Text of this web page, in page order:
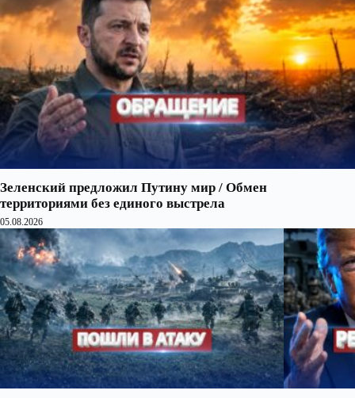
Зеленский предложил Путину мир / Обмен
территориями без единого выстрела
05.08.2026